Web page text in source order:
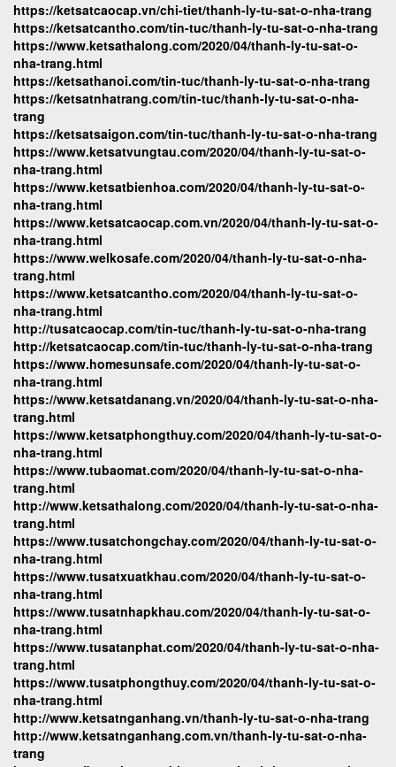
https://ketsatcaocap.vn/chi-tiet/thanh-ly-tu-sat-o-nha-trang
https://ketsatcantho.com/tin-tuc/thanh-ly-tu-sat-o-nha-trang
https://www.ketsathalong.com/2020/04/thanh-ly-tu-sat-o-
nha-trang.html
https://ketsathanoi.com/tin-tuc/thanh-ly-tu-sat-o-nha-trang
https://ketsatnhatrang.com/tin-tuc/thanh-ly-tu-sat-o-nha-
trang
https://ketsatsaigon.com/tin-tuc/thanh-ly-tu-sat-o-nha-trang
https://www.ketsatvungtau.com/2020/04/thanh-ly-tu-sat-o-
nha-trang.html
https://www.ketsatbienhoa.com/2020/04/thanh-ly-tu-sat-o-
nha-trang.html
https://www.ketsatcaocap.com.vn/2020/04/thanh-ly-tu-sat-o-
nha-trang.html
https://www.welkosafe.com/2020/04/thanh-ly-tu-sat-o-nha-
trang.html
https://www.ketsatcantho.com/2020/04/thanh-ly-tu-sat-o-
nha-trang.html
http://tusatcaocap.com/tin-tuc/thanh-ly-tu-sat-o-nha-trang
http://ketsatcaocap.com/tin-tuc/thanh-ly-tu-sat-o-nha-trang
https://www.homesunsafe.com/2020/04/thanh-ly-tu-sat-o-
nha-trang.html
https://www.ketsatdanang.vn/2020/04/thanh-ly-tu-sat-o-nha-
trang.html
https://www.ketsatphongthuy.com/2020/04/thanh-ly-tu-sat-o-
nha-trang.html
https://www.tubaomat.com/2020/04/thanh-ly-tu-sat-o-nha-
trang.html
http://www.ketsathalong.com/2020/04/thanh-ly-tu-sat-o-nha-
trang.html
https://www.tusatchongchay.com/2020/04/thanh-ly-tu-sat-o-
nha-trang.html
https://www.tusatxuatkhau.com/2020/04/thanh-ly-tu-sat-o-
nha-trang.html
https://www.tusatnhapkhau.com/2020/04/thanh-ly-tu-sat-o-
nha-trang.html
https://www.tusatanphat.com/2020/04/thanh-ly-tu-sat-o-nha-
trang.html
https://www.tusatphongthuy.com/2020/04/thanh-ly-tu-sat-o-
nha-trang.html
http://www.ketsatnganhang.vn/thanh-ly-tu-sat-o-nha-trang
http://www.ketsatnganhang.com.vn/thanh-ly-tu-sat-o-nha-
trang